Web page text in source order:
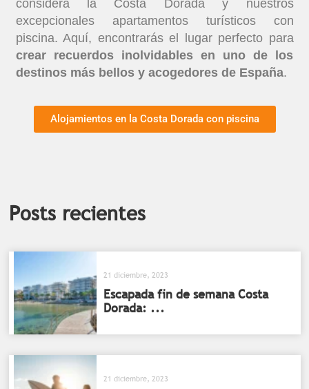
considera la Costa Dorada y nuestros
excepcionales apartamentos turísticos con
piscina. Aquí, encontrarás el lugar perfecto para
crear recuerdos inolvidables en uno de los
destinos más bellos y acogedores de España.
Alojamientos en la Costa Dorada con piscina
Posts recientes
21 diciembre, 2023
Escapada fin de semana Costa
Dorada: ...
21 diciembre, 2023